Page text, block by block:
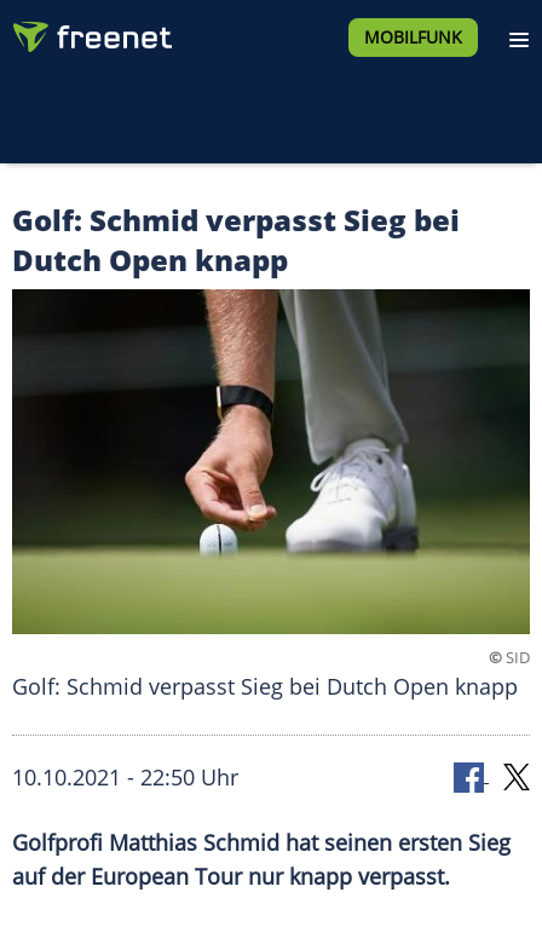
MOBILFUNK
Golf: Schmid verpasst Sieg bei
Dutch Open knapp
©SID
Golf: Schmid verpasst Sieg bei Dutch Open knapp
10.10.2021 - 22:50 Uhr
Golfprofi Matthias Schmid hat seinen ersten Sieg
auf der European Tour nur knapp verpasst.